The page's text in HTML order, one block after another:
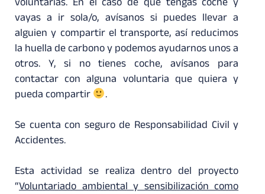
vayas a ir sola/o, avísanos si puedes llevar a
alguien y compartir el transporte, así reducimos
la huella de carbono y podemos ayudarnos unos a
otros. Y, si no tienes coche, avísanos para
contactar con alguna voluntaria que quiera y
pueda compartir
.
Se cuenta con seguro de Responsabilidad Civil y
Accidentes.
Esta actividad se realiza dentro del proyecto
“Voluntariado ambiental y sensibilización como